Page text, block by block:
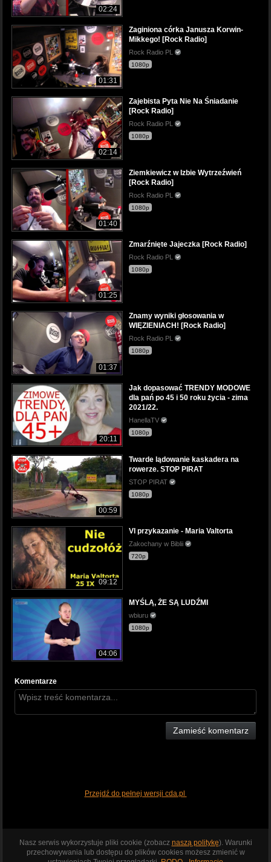
02:24
01:31
Zaginiona córka Janusza Korwin-
Mikkego! [Rock Radio]
Rock Radio PL
1080p
02:14
Zajebista Pyta Nie Na Śniadanie
[Rock Radio]
Rock Radio PL
1080p
01:40
Ziemkiewicz w Izbie Wytrzeźwień
[Rock Radio]
Rock Radio PL
1080p
01:25
Zmarźnięte Jajeczka [Rock Radio]
Rock Radio PL
1080p
01:37
Znamy wyniki głosowania w
WIĘZIENIACH! [Rock Radio]
Rock Radio PL
1080p
20:11
Jak dopasować TRENDY MODOWE
dla pań po 45 i 50 roku życia - zima
2021/22.
HanellaTV
1080p
00:59
Twarde lądowanie kaskadera na
rowerze. STOP PIRAT
STOP PIRAT
1080p
09:12
VI przykazanie - Maria Valtorta
Zakochany w Biblii
720p
04:06
MYŚLĄ, ŻE SĄ LUDŹMI
wbiuru
1080p
Komentarze
Zamieść komentarz
Przejdź do pełnej wersji cda.pl
Nasz serwis wykorzystuje pliki cookie (zobacz naszą politykę). Warunki
przechowywania lub dostępu do plików cookies możesz zmienić w